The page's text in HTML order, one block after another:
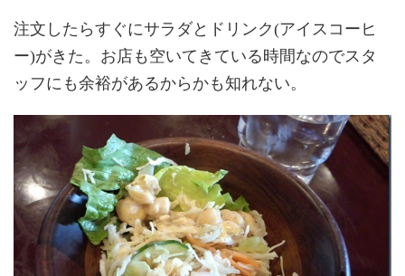
注文したらすぐにサラダとドリンク(アイスコーヒ
ー)がきた。お店も空いてきている時間なのでスタ
ッフにも余裕があるからかも知れない。